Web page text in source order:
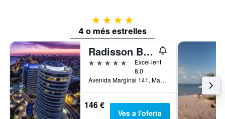
4 estrelles
4 o més estrelles
Radisson Blu Hotel & Residence Maputo
5 estrelles
Excel·lent
8,0
Avenida Marginal 141, Maputo, Moçambic
146 €
Ves a l'oferta